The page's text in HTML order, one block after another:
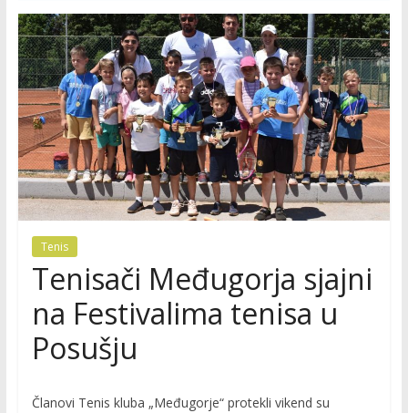
Tenis
Tenisači Međugorja sjajni
na Festivalima tenisa u
Posušju
Članovi Tenis kluba „Međugorje“ protekli vikend su